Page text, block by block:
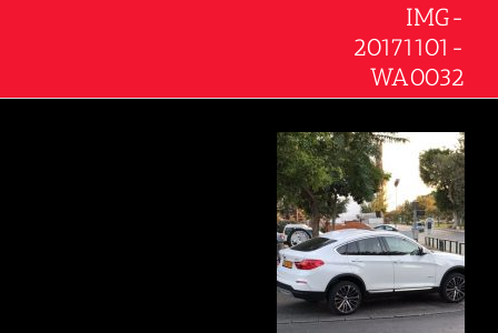
IMG-
20171101-
WA0032